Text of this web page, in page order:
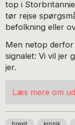
top i
tør rejse
befolkning eller
Men netop derfor
signalet: Vi vil jer
jer.
Læs mere om